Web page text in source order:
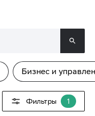
Бизнес и
Фильтры 1